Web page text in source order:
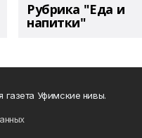
Рубрика "Еда и
напитки"
Уфимские нивы.